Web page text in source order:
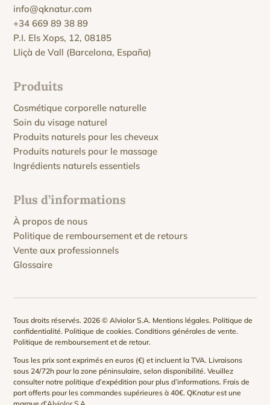
info@qknatur.com
+34 669 89 38 89
P.I. Els Xops, 12, 08185
Lliçà de Vall (Barcelona, España)
Produits
Cosmétique corporelle naturelle
Soin du visage naturel
Produits naturels pour les cheveux
Produits naturels pour le massage
Ingrédients naturels essentiels
Plus d’informations
À propos de nous
Politique de remboursement et de retours
Vente aux professionnels
Glossaire
Tous droits réservés. 2026 © Alviolor S.A. Mentions légales. Politique de
confidentialité. Politique de cookies.Conditions générales de vente.
Politique de remboursement et de retour.
Tous les prix sont exprimés en euros (€) et incluent la TVA. Livraisons
sous 24/72h pour la zone péninsulaire, selon disponibilité. Veuillez
consulter notrepolitique d’expédition pour plus d’informations. Frais de
port offerts pour les commandes supérieures à 40€. QKnatur est une